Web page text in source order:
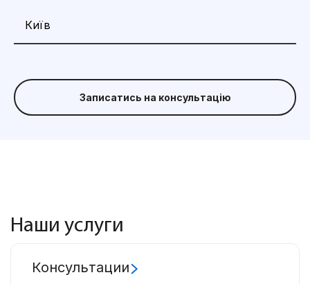
Записатись на консультацію
Наши услуги
Консультации